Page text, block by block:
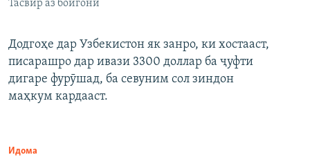
Тасвир аз бойгонӣ
Додгоҳе дар Узбекистон як занро, ки хостааст,
писарашро дар ивази 3300 доллар ба ҷуфти
дигаре фурӯшад, ба севуним сол зиндон
маҳкум кардааст.
Идома